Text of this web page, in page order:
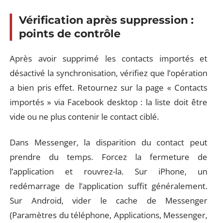
Vérification après suppression :
points de contrôle
Après avoir supprimé les contacts importés et
désactivé la synchronisation, vérifiez que l’opération
a bien pris effet. Retournez sur la page « Contacts
importés » via Facebook desktop : la liste doit être
vide ou ne plus contenir le contact ciblé.
Dans Messenger, la disparition du contact peut
prendre du temps. Forcez la fermeture de
l’application et rouvrez-la. Sur iPhone, un
redémarrage de l’application suffit généralement.
Sur Android, vider le cache de Messenger
(Paramètres du téléphone, Applications, Messenger,